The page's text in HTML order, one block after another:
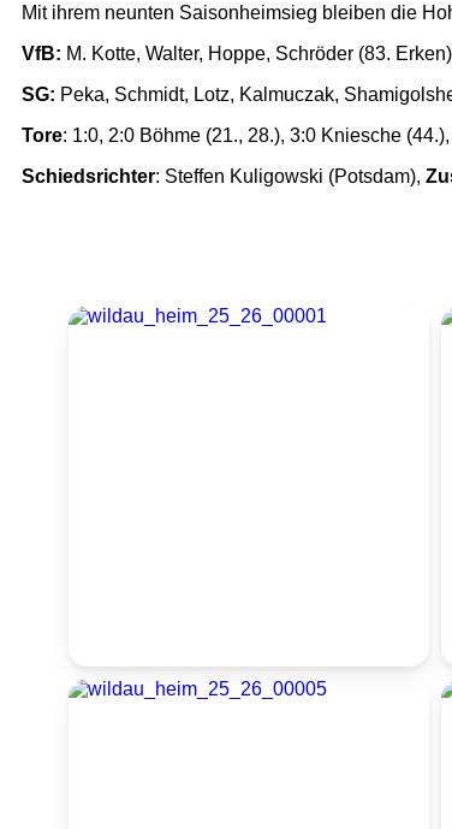
Mit ihrem neunten Saisonheimsieg bleiben die
VfB: M. Kotte, Walter, Hoppe, Schröder (83.
SG: Peka, Schmidt, Lotz, Kalmuczak,
Tore: 1:0, 2:0 Böhme (21., 28.), 3:0 Kniesche
Schiedsrichter: Steffen Kuligowski (Potsdam),